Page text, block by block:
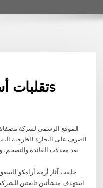
تقلبات أسعار الفائدة 1950s
الموقع الرسمي لشركة مصفاة
الصرف على التجارة الخارجية
خلفت آثار أزمة أرامكو